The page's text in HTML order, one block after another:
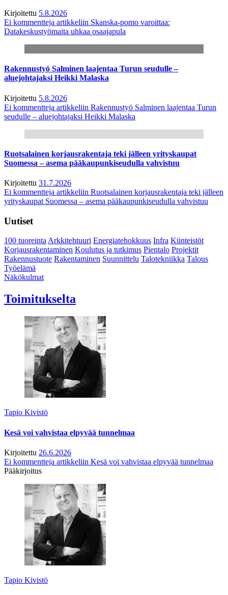
Kirjoitettu 5.8.2026
Ei kommentteja artikkeliin Skanska-pomo varoittaa:
Datakeskustyömaita uhkaa osaajapula
Rakennustyö Salminen laajentaa Turun seudulle –
aluejohtajaksi Heikki Malaska
Kirjoitettu 5.8.2026
Ei kommentteja artikkeliin Rakennustyö Salminen laajentaa Turun
seudulle – aluejohtajaksi Heikki Malaska
Ruotsalainen korjausrakentaja teki jälleen yrityskaupat
Suomessa – asema pääkaupunkiseudulla vahvistuu
Kirjoitettu 31.7.2026
Ei kommentteja artikkeliin Ruotsalainen korjausrakentaja teki jälleen
yrityskaupat Suomessa – asema pääkaupunkiseudulla vahvistuu
Uutiset
100 tuoreintaArkkitehtuuri Energiatehokkuus Infra Kiinteistöt
Korjausrakentaminen Koulutus ja tutkimus Pientalo Projektit
Rakennustuote Rakentaminen Suunnittelu Talotekniikka Talous
Työelämä
Näkökulmat
Toimitukselta
Tapio Kivistö
Kesä voi vahvistaa elpyvää tunnelmaa
Kirjoitettu 26.6.2026
Ei kommentteja artikkeliin Kesä voi vahvistaa elpyvää tunnelmaa
Pääkirjoitus
Tapio Kivistö